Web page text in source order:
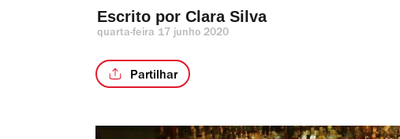
Escrito por Clara Silva
quarta-feira 17 junho 2020
Partilhar